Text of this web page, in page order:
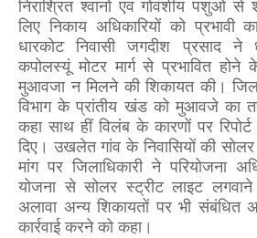
निराश्रित श्वानों एवं गोवंशीय पशुओं
लिए निकाय अधिकारियों को प्रभावी
धारकोट निवासी जगदीश प्रसाद ने
कपोलस्यूं मोटर मार्ग से प्रभावित
मुआवजा न मिलने की शिकायत की।
विभाग के प्रांतीय खंड को मुआवजे का
कहा साथ हीं विलंब के कारणों पर
दिए। उखलेत गांव के निवासियों की
मांग पर जिलाधिकारी ने परियोजना
योजना से सोलर स्ट्रीट लाइट
अलावा अन्य शिकायतों पर भी संबंधित
कार्रवाई करने को कहा।